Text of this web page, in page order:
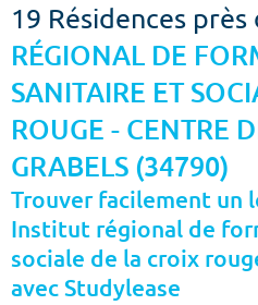
Budget min
€
Surface min
m²
19 Résidences près
RÉGIONAL DE
SANITAIRE ET
ROUGE - CENTRE
GRABELS (34790)
Trouver facilement un
Institut régional de
sociale de la croix
avec Studylease